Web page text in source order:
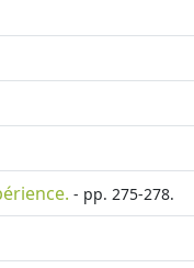
- pp. 275-278.